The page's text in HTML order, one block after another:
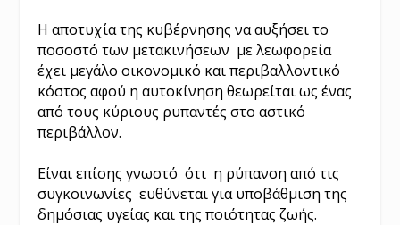
Η αποτυχία της κυβέρνησης να αυξήσει το
ποσοστό των μετακινήσεων με λεωφορεία
έχει μεγάλο οικονομικό και περιβαλλοντικό
κόστος αφού η αυτοκίνηση θεωρείται ως ένας
από τους κύριους ρυπαντές στο αστικό
περιβάλλον.
Είναι επίσης γνωστό ότι η ρύπανση από τις
συγκοινωνίες ευθύνεται για υποβάθμιση της
δημόσιας υγείας και της ποιότητας ζωής.